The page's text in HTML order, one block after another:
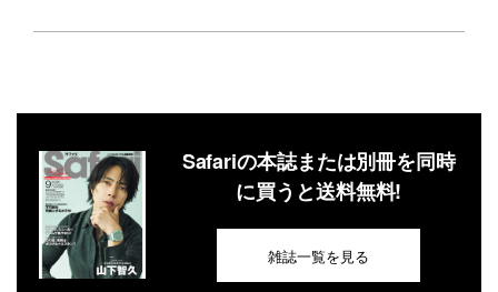
Safariの本誌または別冊を同時
に買うと送料無料!
雑誌一覧を見る